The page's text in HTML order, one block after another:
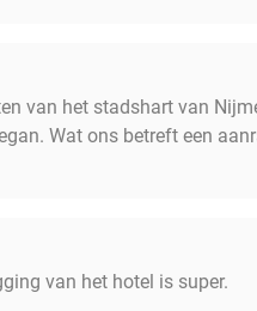
van het stadshart van
Wat ons betreft een
van het hotel is super.